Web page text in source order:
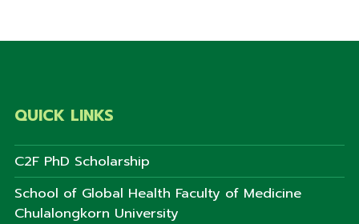
QUICK LINKS
C2F PhD Scholarship
School of Global Health Faculty of Medicine
Chulalongkorn University